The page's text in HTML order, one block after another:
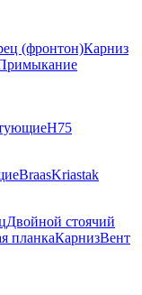
(фронтон)Карниз
Н75
BraasKriastak
Двойной стоячий
планкаКарнизВент